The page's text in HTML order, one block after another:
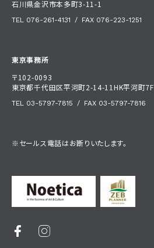
石川県金沢市本多町3-11-1
TEL 076-261-4131 / FAX 076-223-1251
東京事務所
〒102-0093
東京都千代田区平河町2-14-11HK平河町7F
TEL 03-5797-7815 / FAX 03-5797-7816
※セールス電話はお断りいたします。